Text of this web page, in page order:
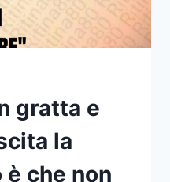
gratta e
la
che non